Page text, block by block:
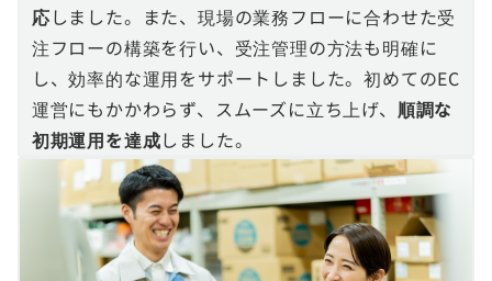
応しました。また、現場の業務フローに合わせた受
注フローの構築を行い、受注管理の方法も明確に
し、効率的な運用をサポートしました。初めてのEC
運営にもかかわらず、スムーズに立ち上げ、 順調な
初期運用を達成しました。